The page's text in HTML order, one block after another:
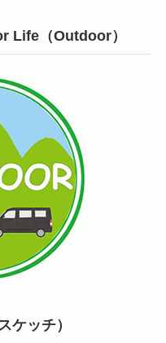
Life（Outdoor）
ッチ）